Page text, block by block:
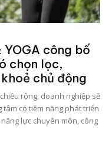
YOGA công bố
chọn lọc,
chủ động
rộng, doanh nghiệp sẽ
có tiềm năng phát triển
lực chuyên môn, công